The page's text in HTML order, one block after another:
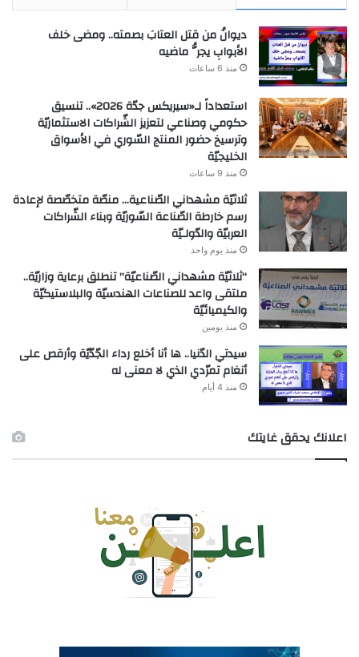
ديوانُ من قتل العتابَ بصمته.. ومضى خلف
الأبوابِ يجرُّ ماضيه
منذ 6 ساعات
استعداداً لـ«سيريكس جدّة 2026».. تنسيق
حكومي وصناعي لتعزيز الشّراكات الاستثماريّة
وترسيخ حضور المنتج السّوري في الأسواق
الخليجيّة
منذ 9 ساعات
ثلاثيّة مشهداني الصّناعية… منصّة متخصّصة لإعادة
رسم خارطة الصّناعة السّوريّة وبناء الشّراكات
العربيّة والدّولـيّة
منذ يوم واحد
“ثلاثيّة مشهداني الصّناعيّة” تنطلق برعاية وزاريّة..
ملتقى واعد للصناعات الهندسيّة والبلاستيكيّة
والكيميائيّة
منذ يومين
سيدتي الدّنيا.. ها أنا أخلع رداء الجّدّيّة وأرقص على
أنغام تمرّدي الذي لا معنى له
منذ 4 أيام
اعلانك يحقق غايتك